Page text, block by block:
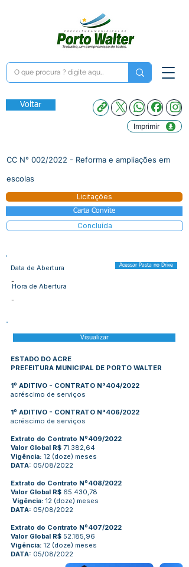
Voltar
Imprimir
CC N° 002/2022 - Reforma e ampliações em
escolas
Licitações
Carta Convite
Concluída
Data de Abertura Acessar Pasta no Drive
-
Hora de Abertura
-
Visualizar
ESTADO DO ACRE
PREFEITURA MUNICIPAL DE PORTO WALTER
1º ADITIVO - CONTRATO N°404/2022
acréscimo de serviços
1º ADITIVO - CONTRATO N°406/2022
acréscimo de serviços
Extrato do Contrato Nº409/2022
Valor Global R$ 71.382,64
Vigência: 12 (doze) meses
DATA: 05/08/2022
Extrato do Contrato Nº408/2022
Valor Global R$ 65.430,78
Vigência: 12 (doze) meses
DATA: 05/08/2022
Extrato do Contrato Nº407/2022
Valor Global R$ 52.185,96
Vigência: 12 (doze) meses
DATA: 05/08/2022